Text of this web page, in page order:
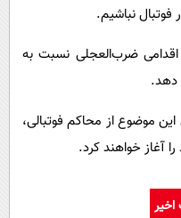
نباشیم.
اقدامی ضرب‌العجلی نسبت به
دهد.
موضوع از محاکم فوتبالی،
آغاز خواهند کرد.